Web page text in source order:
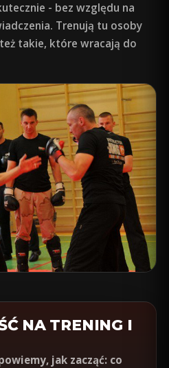
- bez względu na
Trenują tu osoby
takie, które wracają do
NA TRENING I
jak zacząć: co